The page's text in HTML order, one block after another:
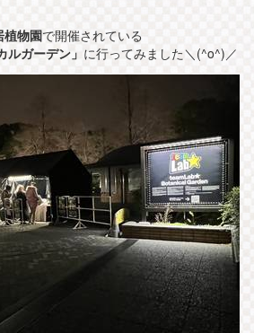
植物園で開催されている
ルガーデン」 に行ってみました＼(^o^)／